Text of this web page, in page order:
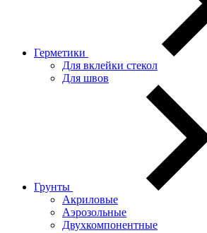
Герметики
Для вклейки стекол
Для швов
Грунты
Акриловые
Аэрозольные
Двухкомпонентные